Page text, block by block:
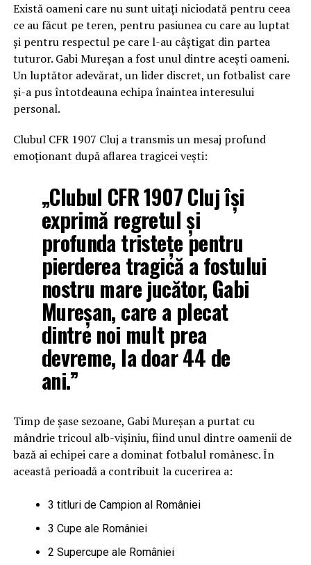
Există oameni care nu sunt uitați niciodată pentru ceea
ce au făcut pe teren, pentru pasiunea cu care au luptat
și pentru respectul pe care l-au câștigat din partea
tuturor. Gabi Mureșan a fost unul dintre acești oameni.
Un luptător adevărat, un lider discret, un fotbalist care
și-a pus întotdeauna echipa înaintea interesului
personal.
Clubul CFR 1907 Cluj a transmis un mesaj profund
emoționant după aflarea tragicei vești:
„Clubul CFR 1907 Cluj își
exprimă regretul și
profunda tristețe pentru
pierderea tragică a fostului
nostru mare jucător, Gabi
Mureșan, care a plecat
dintre noi mult prea
devreme, la doar 44 de
ani.”
Timp de șase sezoane, Gabi Mureșan a purtat cu
mândrie tricoul alb-vișiniu, fiind unul dintre oamenii de
bază ai echipei care a dominat fotbalul românesc. În
această perioadă a contribuit la cucerirea a:
3 titluri de Campion al României
3 Cupe ale României
2 Supercupe ale României